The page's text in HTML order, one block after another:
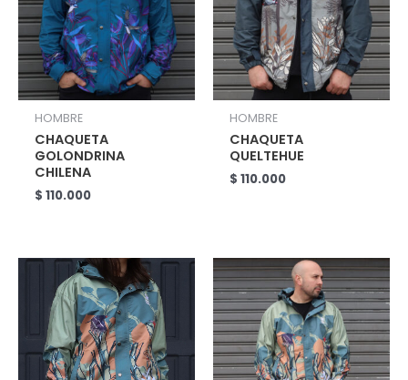
HOMBRE
CHAQUETA
GOLONDRINA
CHILENA
$ 110.000
HOMBRE
CHAQUETA
QUELTEHUE
$ 110.000